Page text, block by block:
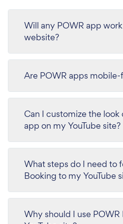
Will any POWR app
website?
Are POWR apps
Can I customize the
app on my YouTube site?
What steps do I need to
Booking to my YouTube
Why should I use